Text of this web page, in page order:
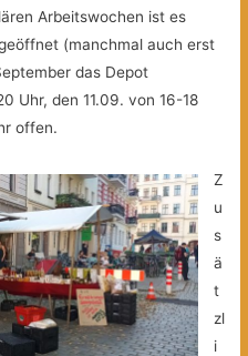
Arbeitswochen ist es
(manchmal auch erst
das Depot
Uhr, den 11.09. von 16-18
offen.
Z
u
s
ä
t
zl
i